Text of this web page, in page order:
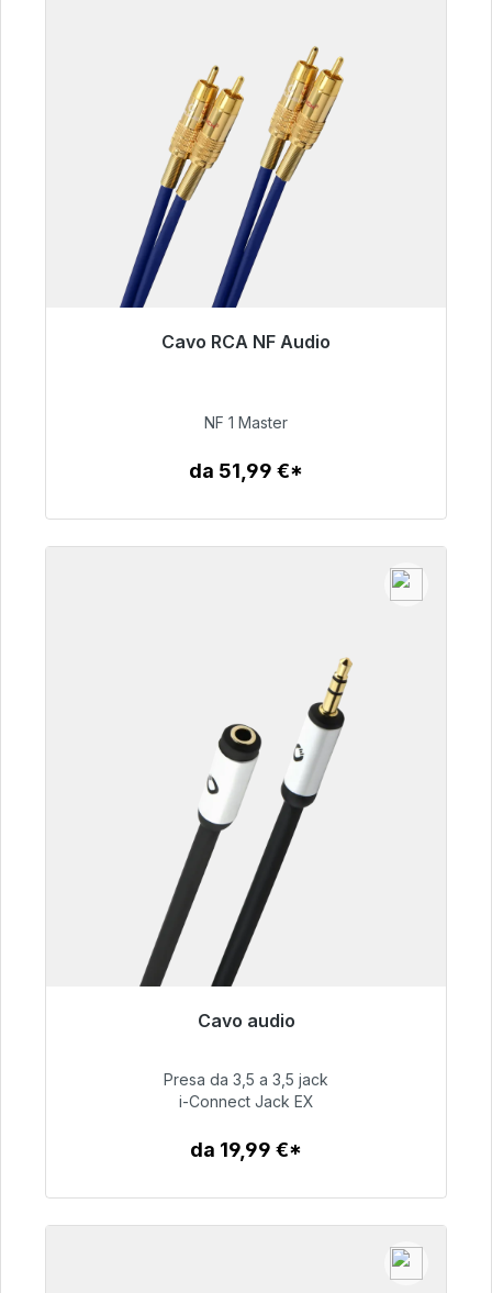
Cavo RCA NF Audio
Pronto per la spedizione immediata, tempo di
99,00 €
NF 1 Master
da 51,99 €*
Cavo audio
Pronto per la spedizione immediata, tempo di
51,99 €
Presa da 3,5 a 3,5 jack
i-Connect Jack EX
da 19,99 €*